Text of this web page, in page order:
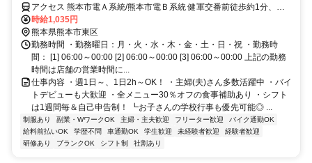
アクセス 熊本市電Ａ系統/熊本市電Ｂ系統 健軍交番前徒歩約1分、熊
本市電Ａ系統/熊本市電Ｂ系統 動植物園入口徒歩約3分、熊本市電Ａ系
統/熊本市電Ｂ系統 健軍町徒歩約5分 健軍交番前 [熊本市電Ａ系統] 健
軍交番前 [熊本市電Ｂ系統] 動植物園入口 [熊本市電Ａ系統] 動植物園入
口 [熊本市電Ｂ系統] 健軍町 [熊本市電Ａ系統]
時給1,035円
熊本県熊本市東区
勤務時間 ・勤務曜日：月・火・水・木・金・土・日・祝 ・勤務時
間： [1] 06:00～00:00 [2] 06:00～00:00 [3] 06:00～00:00 上記の勤務
時間は店舗の営業時間に...
仕事内容 ・週1日～、1日2h～OK！ ・主婦(夫)さん多数活躍中 ・バイ
トデビューも大歓迎 ・全メニュー30％オフの食事補助あり ・シフト
は1週間毎＆自己申告制！ ┗お子さんの学校行事も優先可能◎ ...
制服あり 副業・WワークOK 主婦・主夫歓迎 フリーター歓迎
バイク通勤OK
給料前払いOK
学歴不問 車通勤OK 学生歓迎 未経験者歓迎
経験者歓迎
研修あり
ブランクOK シフト制 社割あり